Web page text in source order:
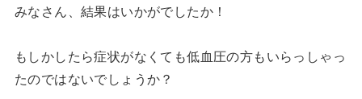
みなさん、結果はいかがでしたか！
もしかしたら症状がなくても低血圧の方もいらっしゃっ
たのではないでしょうか？